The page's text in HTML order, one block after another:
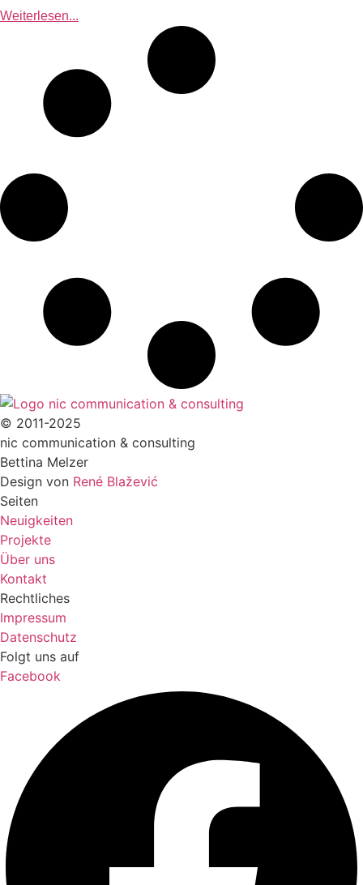
Weiterlesen...
© 2011-2025
nic communication & consulting
Bettina Melzer
Design von René Blažević
Seiten
Neuigkeiten
Projekte
Über uns
Kontakt
Rechtliches
Impressum
Datenschutz
Folgt uns auf
Facebook